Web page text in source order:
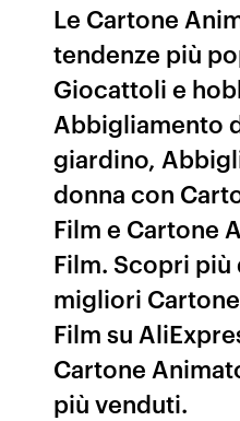
Le Cartone
tendenze più
Giocattoli e
Abbigliamento
giardino,
donna con
Film e Cartone
Film. Scopri
migliori
Film su
Cartone
più venduti.